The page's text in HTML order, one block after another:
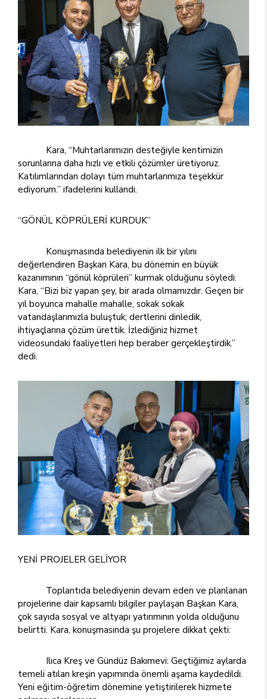
Kara, “Muhtarlarımızın desteğiyle kentimizin
sorunlarına daha hızlı ve etkili çözümler üretiyoruz.
Katılımlarından dolayı tüm muhtarlarımıza teşekkür
ediyorum.” ifadelerini kullandı.
“GÖNÜL KÖPRÜLERİ KURDUK”
Konuşmasında belediyenin ilk bir yılını
değerlendiren Başkan Kara, bu dönemin en büyük
kazanımının “gönül köprüleri” kurmak olduğunu söyledi.
Kara, “Bizi biz yapan şey, bir arada olmamızdır. Geçen bir
yıl boyunca mahalle mahalle, sokak sokak
vatandaşlarımızla buluştuk; dertlerini dinledik,
ihtiyaçlarına çözüm ürettik. İzlediğiniz hizmet
videosundaki faaliyetleri hep beraber gerçekleştirdik.”
dedi.
YENİ PROJELER GELİYOR
Toplantıda belediyenin devam eden ve planlanan
projelerine dair kapsamlı bilgiler paylaşan Başkan Kara,
çok sayıda sosyal ve altyapı yatırımının yolda olduğunu
belirtti. Kara, konuşmasında şu projelere dikkat çekti:
Ilıca Kreş ve Gündüz Bakımevi: Geçtiğimiz aylarda
temeli atılan kreşin yapımında önemli aşama kaydedildi.
Yeni eğitim-öğretim dönemine yetiştirilerek hizmete